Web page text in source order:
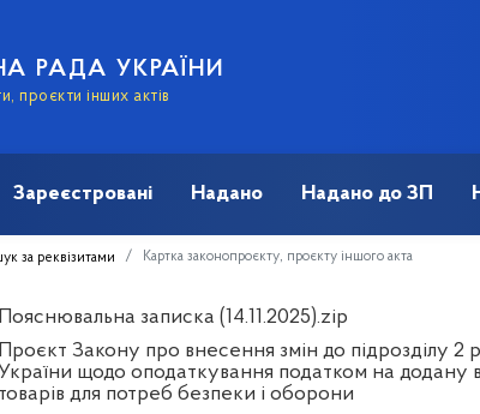
РАДА УКРАЇНИ
проєкти інших актів
Зареєстровані Надано Надано до ЗП
за реквізитами Картка законопроєкту, проєкту іншого акта
Пояснювальна записка (14.11.2025).zip
Проєкт Закону про внесення змін до підрозділу
щодо оподаткування податком на додану
товарів для потреб безпеки і оборони